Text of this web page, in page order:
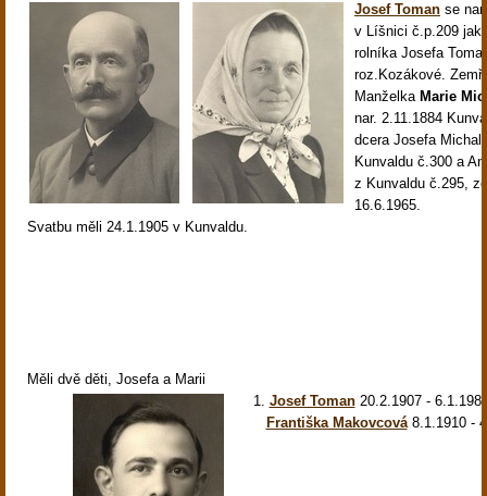
Josef Toman se
v Líšnici č.p.209
rolníka Josefa
roz.Kozákové.
Manželka Marie
nar. 2.11.1884
dcera Josefa
Kunvaldu č.300 a
z Kunvaldu č.295,
16.6.1965.
Svatbu měli 24.1.1905 v Kunvaldu.
Měli dvě děti, Josefa a Marii
1. Josef Toman 20.2.1907 -
Františka Makovcová8.1.1910 -